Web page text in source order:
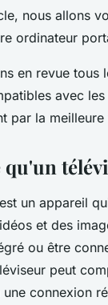
nous allons
ordinateur
en revue
avec
par la
qu'un
un appareil
et des
ou être
peut
connexion